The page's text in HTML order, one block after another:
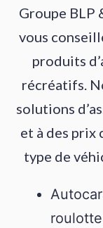
Groupe BLP
vous
produits
récréatifs.
solutions
et à des prix
type de